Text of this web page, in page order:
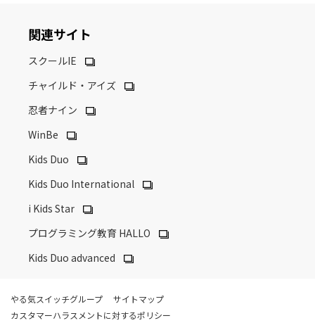
関連サイト
スクールIE
チャイルド・アイズ
忍者ナイン
WinBe
Kids Duo
Kids Duo International
i Kids Star
プログラミング教育 HALLO
Kids Duo advanced
やる気スイッチグループ
サイトマップ
カスタマーハラスメントに対するポリシー